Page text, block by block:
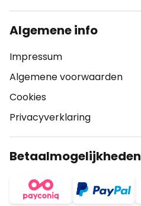
Algemene info
Impressum
Algemene voorwaarden
Cookies
Privacyverklaring
Betaalmogelijkheden